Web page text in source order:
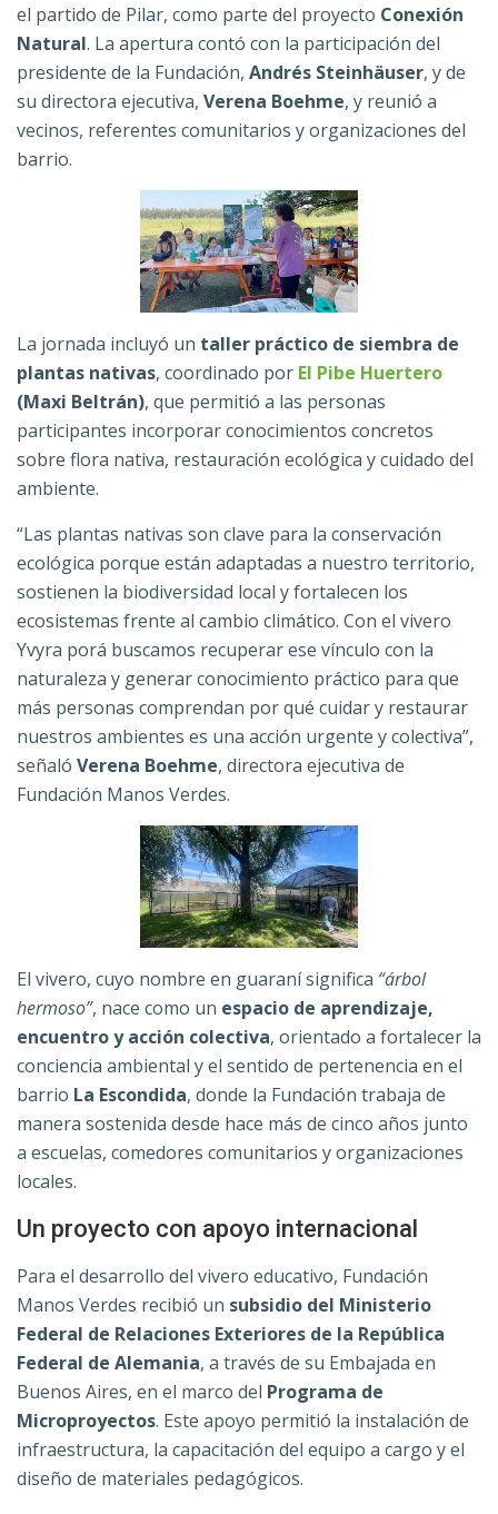
el partido de Pilar, como parte del proyecto Conexión
Natural. La apertura contó con la participación del
presidente de la Fundación, Andrés Steinhäuser, y de
su directora ejecutiva, Verena Boehme, y reunió a
vecinos, referentes comunitarios y organizaciones del
barrio.
La jornada incluyó un taller práctico de siembra de
plantas nativas, coordinado por El Pibe Huertero
(Maxi Beltrán), que permitió a las personas
participantes incorporar conocimientos concretos
sobre flora nativa, restauración ecológica y cuidado del
ambiente.
“Las plantas nativas son clave para la conservación
ecológica porque están adaptadas a nuestro territorio,
sostienen la biodiversidad local y fortalecen los
ecosistemas frente al cambio climático. Con el vivero
Yvyra porá buscamos recuperar ese vínculo con la
naturaleza y generar conocimiento práctico para que
más personas comprendan por qué cuidar y restaurar
nuestros ambientes es una acción urgente y colectiva”,
señaló Verena Boehme, directora ejecutiva de
Fundación Manos Verdes.
El vivero, cuyo nombre en guaraní significa “árbol
hermoso”, nace como un espacio de aprendizaje,
encuentro y acción colectiva, orientado a fortalecer la
conciencia ambiental y el sentido de pertenencia en el
barrio La Escondida, donde la Fundación trabaja de
manera sostenida desde hace más de cinco años junto
a escuelas, comedores comunitarios y organizaciones
locales.
Un proyecto con apoyo internacional
Para el desarrollo del vivero educativo, Fundación
Manos Verdes recibió un subsidio del Ministerio
Federal de Relaciones Exteriores de la República
Federal de Alemania, a través de su Embajada en
Buenos Aires, en el marco del Programa de
Microproyectos. Este apoyo permitió la instalación de
infraestructura, la capacitación del equipo a cargo y el
diseño de materiales pedagógicos.